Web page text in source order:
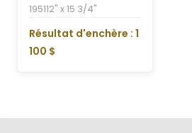
195112" x 15 3/4"
Résultat d'enchère : 1
100 $